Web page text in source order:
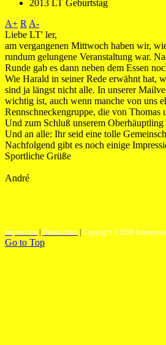
2013 LT Geburtstag
A+ R A-
Liebe LT' ler,
am vergangenen Mittwoch haben wir,
rundum gelungene Veranstaltung war.
Runde gab es dann neben dem Essen
Wie Harald in seiner Rede erwähnt hat,
sind ja längst nicht alle. In unserer
wichtig ist, auch wenn manche von uns
Rennschneckengruppe, die von Thomas
Und zum Schluß unserem
Und an alle: Ihr seid eine tolle
Nachfolgend gibt es noch einige
Sportliche Grüße
André
Impressum Datenschutz Copyright ©2026
Go to Top